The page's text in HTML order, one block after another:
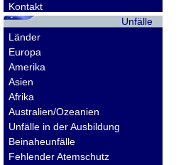
Kontakt
Unfälle
Länder
Europa
Amerika
Asien
Afrika
Australien/Ozeanien
Unfälle in der Ausbildung
Beinaheunfälle
Fehlender Atemschutz